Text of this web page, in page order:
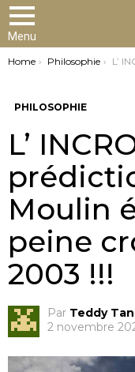
Menu
You are here:
Home Philosophie L’ INCROYABLE
PHILOSOPHIE
L’
Moulin
peine
2003 !!!
Par Teddy
2 novembre